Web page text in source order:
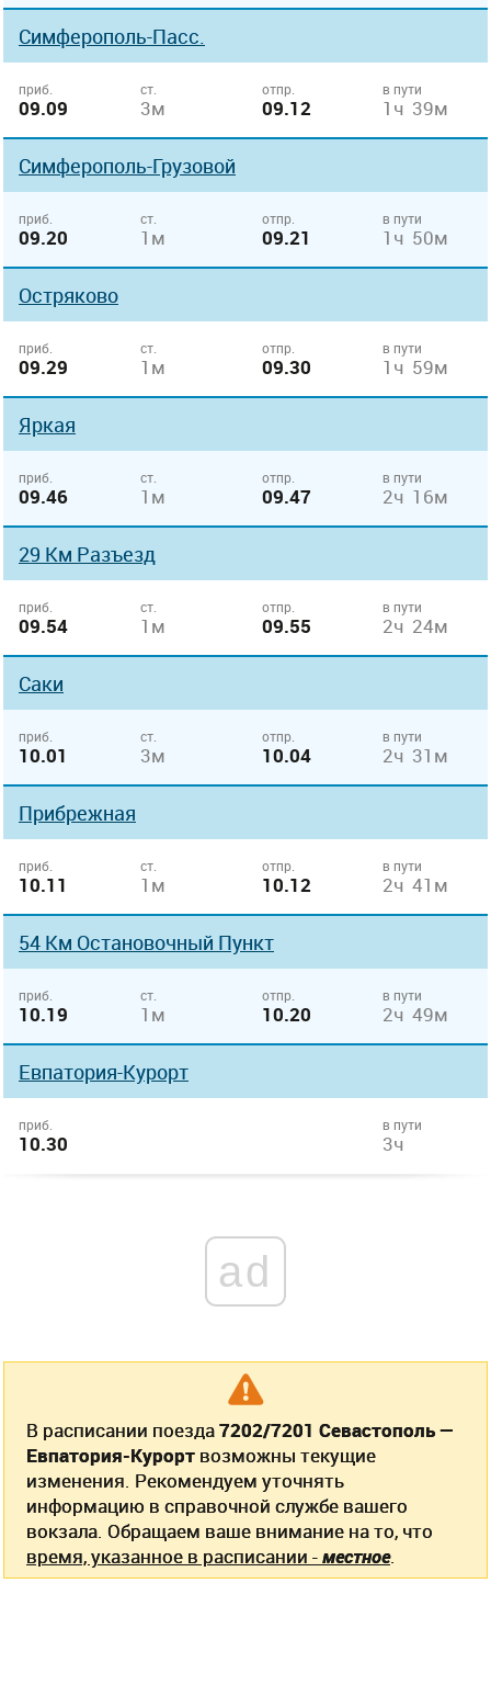
Симферополь-Пасс.
приб.
09.09
ст.
3м
отпр.
09.12
в пути
1ч 39м
Симферополь-Грузовой
приб.
09.20
ст.
1м
отпр.
09.21
в пути
1ч 50м
Остряково
приб.
09.29
ст.
1м
отпр.
09.30
в пути
1ч 59м
Яркая
приб.
09.46
ст.
1м
отпр.
09.47
в пути
2ч 16м
29 Км Разъезд
приб.
09.54
ст.
1м
отпр.
09.55
в пути
2ч 24м
Саки
приб.
10.01
ст.
3м
отпр.
10.04
в пути
2ч 31м
Прибрежная
приб.
10.11
ст.
1м
отпр.
10.12
в пути
2ч 41м
54 Км Остановочный Пункт
приб.
10.19
ст.
1м
отпр.
10.20
в пути
2ч 49м
Евпатория-Курорт
приб.
10.30
в пути
3ч
ad
В расписании поезда7202/7201 Севастополь —
Евпатория-Курорт возможны текущие
изменения. Рекомендуем уточнять
информацию в справочной службе вашего
вокзала. Обращаем ваше внимание на то, что
время, указанное в расписании -местное.